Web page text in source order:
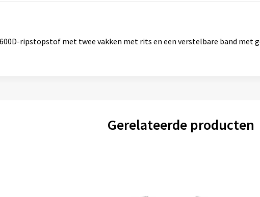
ripstopstof met twee vakken met rits en een verstelbare band met
Gerelateerde producten